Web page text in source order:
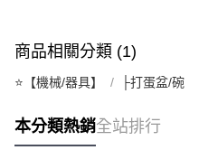
免運費
商品相關分類 (1)
⭐️【機械/器具】 ├打蛋盆/碗
本分類熱銷全站排行